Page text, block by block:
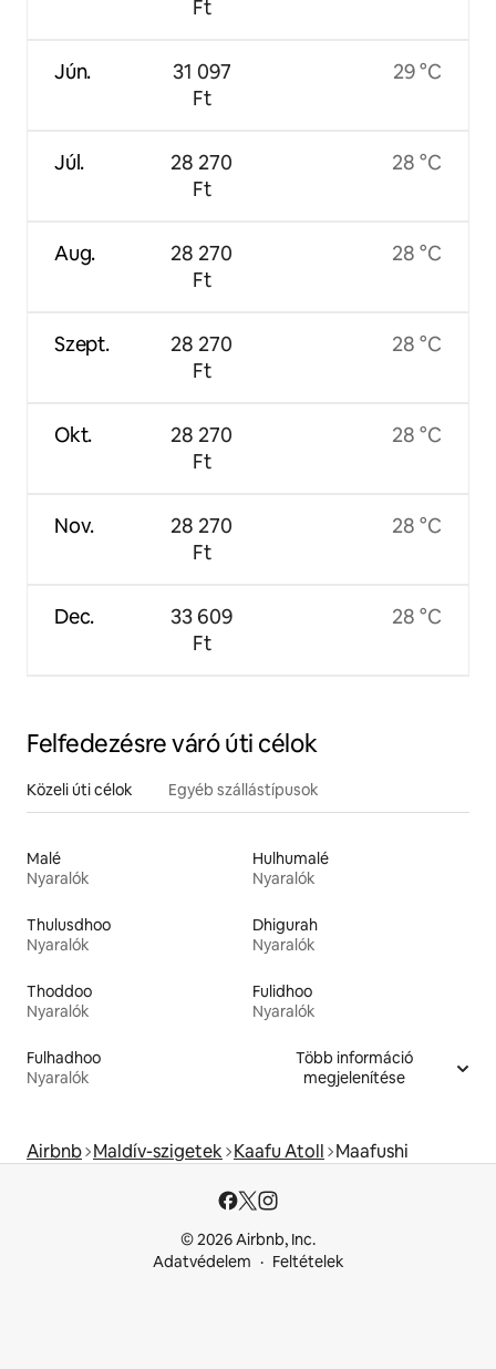
Jún.
Júl.
Aug.
Szept.
Okt.
Nov.
Dec.
Ft
31 097
Ft
28 270
Ft
28 270
Ft
28 270
Ft
28 270
Ft
28 270
Ft
33 609
Ft
29 °C
28 °C
28 °C
28 °C
28 °C
28 °C
28 °C
Felfedezésre váró úti célok
Közeli úti célok Egyéb szállástípusok
Malé
Nyaralók
Hulhumalé
Nyaralók
Thulusdhoo
Nyaralók
Dhigurah
Nyaralók
Thoddoo
Nyaralók
Fulidhoo
Nyaralók
Fulhadhoo
Nyaralók
Több információ
megjelenítése
Airbnb Maldív-szigetek Kaafu Atoll Maafushi
© 2026 Airbnb, Inc.
Adatvédelem
Feltételek